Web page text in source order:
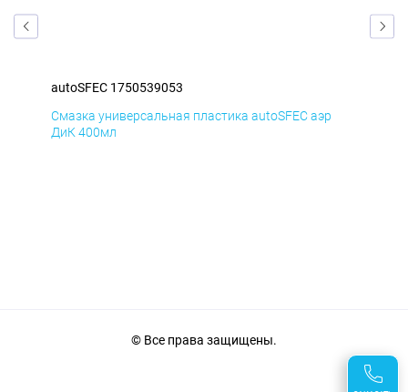
autoSFEC 1750539053
Смазка универсальная пластика autoSFEC аэр
ДиК 400мл
© Все права защищены.